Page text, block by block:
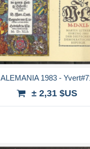
ALEMANIA 1983 -
± 2,31 $US